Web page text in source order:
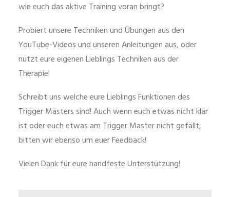
wie euch das aktive Training voran bringt?
Probiert unsere Techniken und Übungen aus den
YouTube-Videos und unseren Anleitungen aus, oder
nutzt eure eigenen Lieblings Techniken aus der
Therapie!
Schreibt uns welche eure Lieblings Funktionen des
Trigger Masters sind! Auch wenn euch etwas nicht klar
ist oder euch etwas am Trigger Master nicht gefällt,
bitten wir ebenso um euer Feedback!
Vielen Dank für eure handfeste Unterstützung!